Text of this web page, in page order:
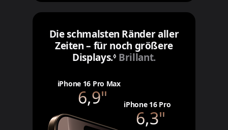
Die schmalsten Ränder aller
Zeiten – für noch größere
Displays.◊ Siehe rechtliche
Brillant.
iPhone 16 Pro Max
6,9" iPhone 16 Pro
6,3"